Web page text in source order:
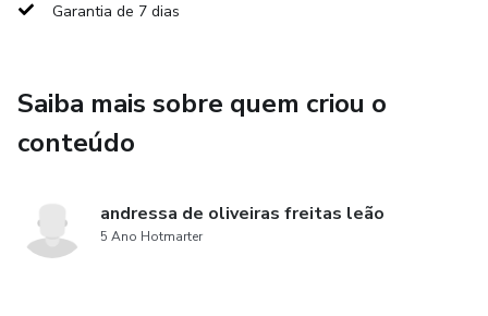
Garantia de 7 dias
Saiba mais sobre quem criou o
conteúdo
andressa de oliveiras freitas leão
5 Ano Hotmarter